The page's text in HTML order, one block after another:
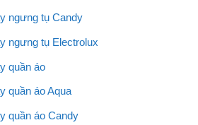
ngưng tụ Candy
ngưng tụ Electrolux
quần áo
quần áo Aqua
quần áo Candy